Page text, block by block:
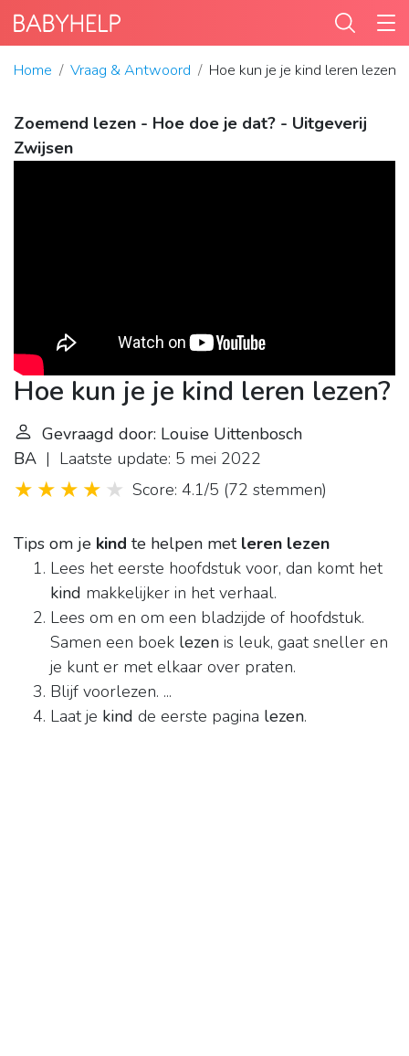
Home Vraag & Antwoord Hoe kun je je kind leren lezen?
Zoemend lezen - Hoe doe je dat? - Uitgeverij
Zwijsen
Hoe kun je je kind leren lezen?
Gevraagd door: Louise Uittenbosch
BA | Laatste update: 5 mei 2022
Score: 4.1/5 (72 stemmen)
Tips om je kind te helpen met leren lezen
Lees het eerste hoofdstuk voor, dan komt het
kind makkelijker in het verhaal.
Lees om en om een bladzijde of hoofdstuk.
Samen een boek lezen is leuk, gaat sneller en
je kunt er met elkaar over praten.
Blijf voorlezen. ...
Laat je kind de eerste pagina lezen.